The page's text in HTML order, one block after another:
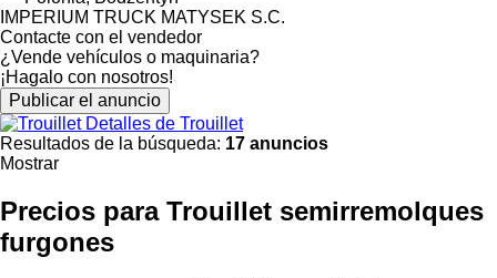
IMPERIUM TRUCK MATYSEK S.C.
Contacte con el vendedor
¿Vende vehículos o maquinaria?
¡Hagalo con nosotros!
Publicar el anuncio
Detalles de Trouillet
Resultados de la búsqueda: 17 anuncios
Mostrar
Precios para Trouillet semirremolques
furgones